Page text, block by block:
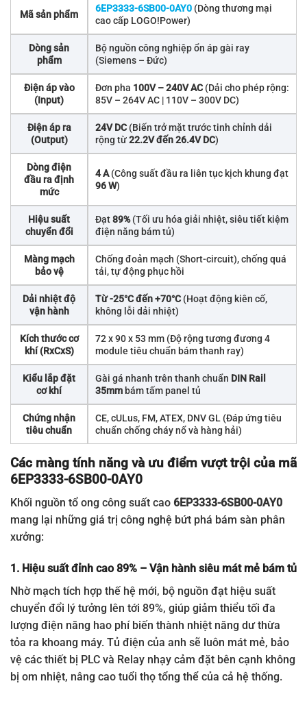
Mã sản phẩm
6EP3333-6SB00-0AY0 (Dòng thương mại
cao cấp LOGO!Power)
Dòng sản
phẩm
Bộ nguồn công nghiệp ổn áp gài ray
(Siemens – Đức)
Điện áp vào
(Input)
Đơn pha 100V – 240V AC (Dải cho phép rộng:
85V – 264V AC | 110V – 300V DC)
Điện áp ra
(Output)
24V DC (Biến trở mặt trước tinh chỉnh dải
rộng từ22.2V đến 26.4V DC)
Dòng điện
đầu ra định
mức
4 A(Công suất đầu ra liên tục kịch khung đạt
96 W)
Hiệu suất
chuyển đổi
Đạt89%(Tối ưu hóa giải nhiệt, siêu tiết kiệm
điện năng bám tủ)
Màng mạch
bảo vệ
Chống đoản mạch (Short-circuit), chống quá
tải, tự động phục hồi
Dải nhiệt độ
vận hành
Từ -25°C đến +70°C (Hoạt động kiên cố,
không lỗi dải nhiệt)
Kích thước cơ
khí (RxCxS)
72 x 90 x 53 mm (Độ rộng tương đương 4
module tiêu chuẩn bám thanh ray)
Kiểu lắp đặt
cơ khí
Gài gá nhanh trên thanh chuẩn DIN Rail
35mm bám tấm panel tủ
Chứng nhận
tiêu chuẩn
CE, cULus, FM, ATEX, DNV GL (Đáp ứng tiêu
chuẩn chống cháy nổ và hàng hải)
Các màng tính năng và ưu điểm vượt trội của mã
6EP3333-6SB00-0AY0
Khối nguồn tổ ong công suất cao 6EP3333-6SB00-0AY0
mang lại những giá trị công nghệ bứt phá bám sàn phân
xưởng:
1. Hiệu suất đỉnh cao 89% – Vận hành siêu mát mẻ bám tủ
Nhờ mạch tích hợp thế hệ mới, bộ nguồn đạt hiệu suất
chuyển đổi lý tưởng lên tới 89%, giúp giảm thiểu tối đa
lượng điện năng hao phí biến thành nhiệt năng dư thừa
tỏa ra khoang máy. Tủ điện của anh sẽ luôn mát mẻ, bảo
vệ các thiết bị PLC và Relay nhạy cảm đặt bên cạnh không
bị om nhiệt, nâng cao tuổi thọ tổng thể của cả hệ thống.